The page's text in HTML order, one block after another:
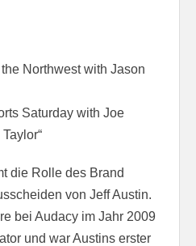
Northwest with Jason
Saturday with Joe
die Rolle des Brand
von Jeff Austin.
bei Audacy im Jahr 2009
und war Austins erster